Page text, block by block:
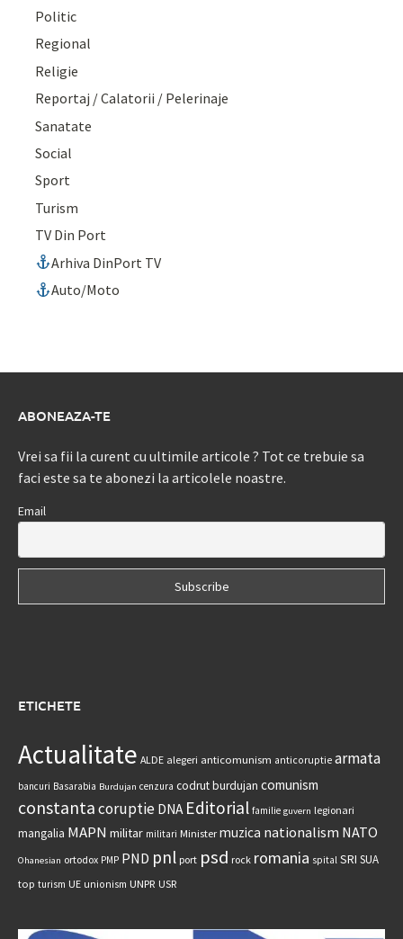
Politic
Regional
Religie
Reportaj / Calatorii / Pelerinaje
Sanatate
Social
Sport
Turism
TV Din Port
Arhiva DinPort TV
Auto/Moto
ABONEAZA-TE
Vrei sa fii la curent cu ultimile articole ? Tot ce trebuie sa
faci este sa te abonezi la articolele noastre.
Email
ETICHETE
Actualitate ALDE alegeri anticomunism anticoruptie armata
bancuri Basarabia Burdujan cenzura codrut burdujan comunism
constantacoruptie DNA Editorial familie guvern legionari
mangalia MAPN militar militari Minister muzica nationalism NATO
Ohanesian ortodox PMP PND pnl port psd rock romania spital SRI SUA
top turism UE unionism UNPR USR